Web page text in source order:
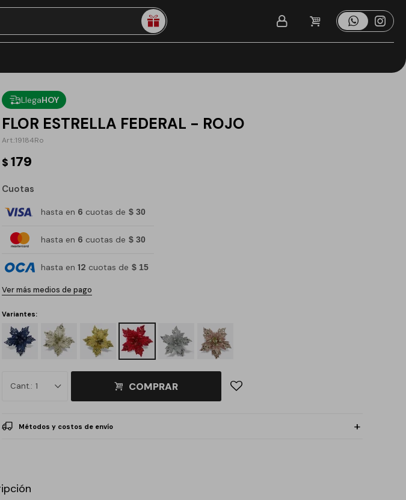
LlegaHOY
FLOR ESTRELLA FEDERAL - ROJO
19184Ro
$ 179
Cuotas
hasta en 6 cuotas de $ 30
hasta en 6 cuotas de $ 30
hasta en 12 cuotas de $ 15
Ver más medios de pago
Variantes:
1 COMPRAR
Métodos y costos de envío